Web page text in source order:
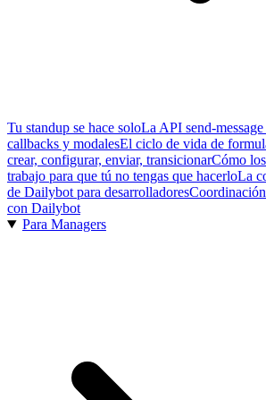
Tu standup se hace soloLa API send-
callbacks y modalesEl ciclo de vida de
crear, configurar, enviar, transicionarCómo
trabajo para que tú no tengas que hacerloLa
de Dailybot para desarrolladores
con Dailybot
Para Managers